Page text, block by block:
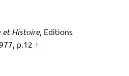
et Histoire, Editions
p.12 ↑